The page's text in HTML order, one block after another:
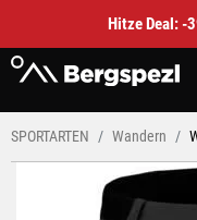
Hitze Deal: -
SPORTARTEN Wandern